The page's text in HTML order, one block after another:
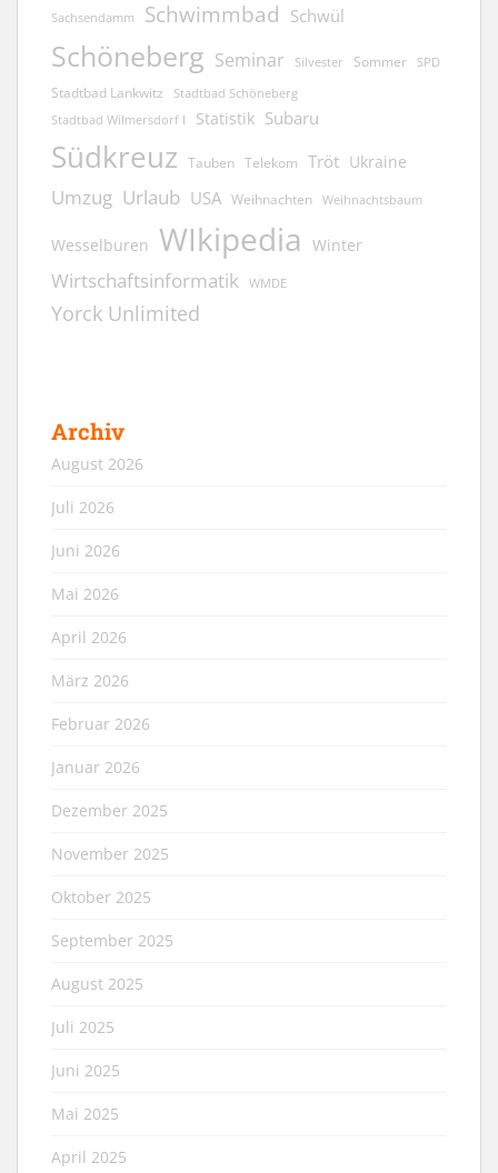
Sachsendamm Schwimmbad Schwül
Schöneberg Seminar Silvester Sommer SPD
Stadtbad Lankwitz Stadtbad Schöneberg
Stadtbad Wilmersdorf I Statistik Subaru
Südkreuz Tauben Telekom Tröt Ukraine
Umzug Urlaub USA Weihnachten Weihnachtsbaum
Wesselburen WIkipedia Winter
Wirtschaftsinformatik WMDE
Yorck Unlimited
Archiv
August 2026
Juli 2026
Juni 2026
Mai 2026
April 2026
März 2026
Februar 2026
Januar 2026
Dezember 2025
November 2025
Oktober 2025
September 2025
August 2025
Juli 2025
Juni 2025
Mai 2025
April 2025